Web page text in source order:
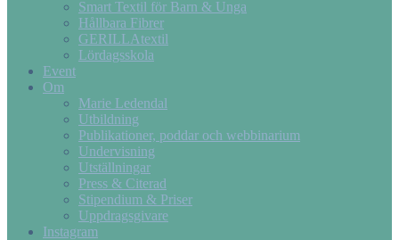
Smart Textil för Barn & Unga
Hållbara Fibrer
GERILLAtextil
Lördagsskola
Event
Om
Marie Ledendal
Utbildning
Publikationer, poddar och webbinarium
Undervisning
Utställningar
Press & Citerad
Stipendium & Priser
Uppdragsgivare
Instagram